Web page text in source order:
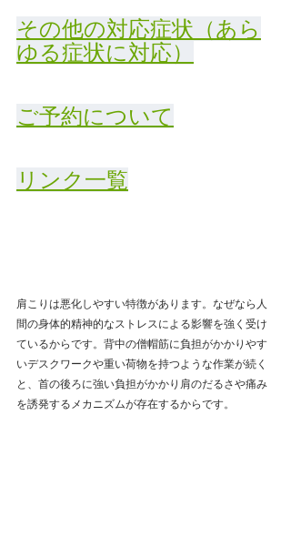
その他の対応症状（あら
ゆる症状に対応）
ご予約について
リンク一覧
肩こりは悪化しやすい特徴があります。なぜなら人
間の身体的精神的なストレスによる影響を強く受け
ているからです。背中の僧帽筋に負担がかかりやす
いデスクワークや重い荷物を持つような作業が続く
と、首の後ろに強い負担がかかり肩のだるさや痛み
を誘発するメカニズムが存在するからです。